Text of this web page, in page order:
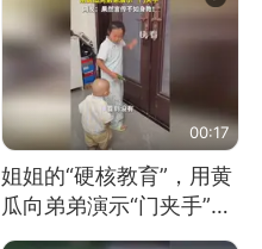
00:17
姐姐的“硬核教育”，用黄
瓜向弟弟演示“门夹手”，
网友：果然言传不如身